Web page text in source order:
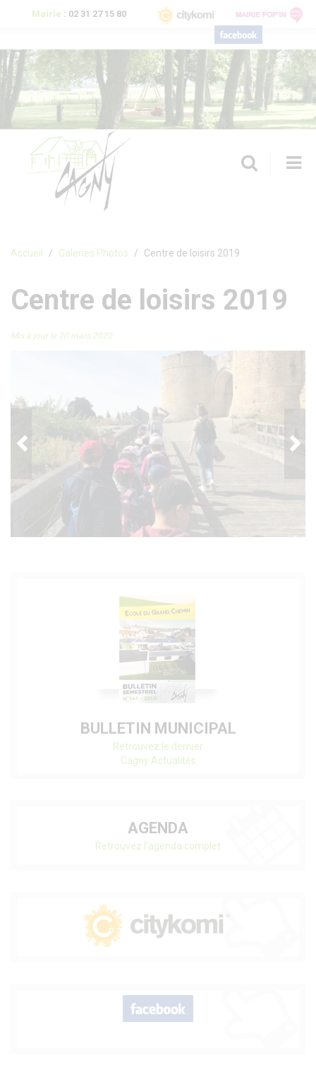
Mairie : 02 31 27 15 80
Formulaire de recherche
Accueil Galeries Photos Centre de loisirs 2019
Centre de loisirs 2019
Mis à jour le 20 mars 2020
BULLETIN MUNICIPAL
Retrouvez le dernier
Cagny Actualités
AGENDA
Retrouvez l'agenda complet